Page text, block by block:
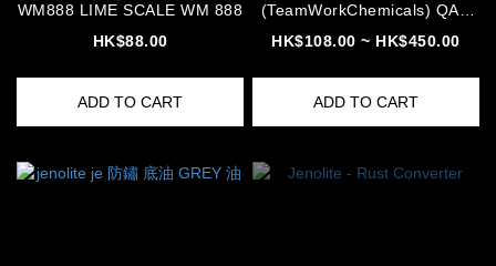
WM888 LIME SCALE WM 888
HK$88.00
ADD TO CART
(TeamWorkChemicals) QAC
消毒殺菌液 高濃度 冷氣 殺菌
HK$108.00 ~ HK$450.00
ADD TO CART